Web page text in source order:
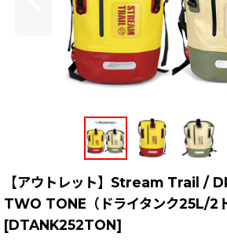
【アウトレット】Stream Trail /
TWO TONE（ドライタンク25L/2ト
[DTANK252TON]